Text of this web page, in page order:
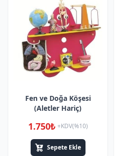
Fen ve Doğa Köşesi
(Aletler Hariç)
1.750₺ +KDV(%10)
Sepete Ekle